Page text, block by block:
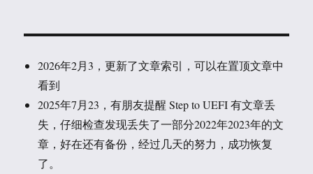
2026年2月3，更新了文章索引，可以在置顶文章中
看到
2025年7月23，有朋友提醒 Step to UEFI 有文章丢
失，仔细检查发现丢失了一部分2022年2023年的文
章，好在还有备份，经过几天的努力，成功恢复
了。